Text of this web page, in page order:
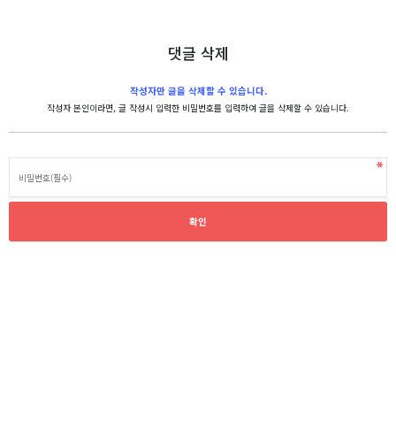
댓글 삭제
작성자만 글을 삭제할 수 있습니다.
작성자 본인이라면, 글 작성시 입력한 비밀번호를 입력하여 글을 삭제할 수 있습니다.